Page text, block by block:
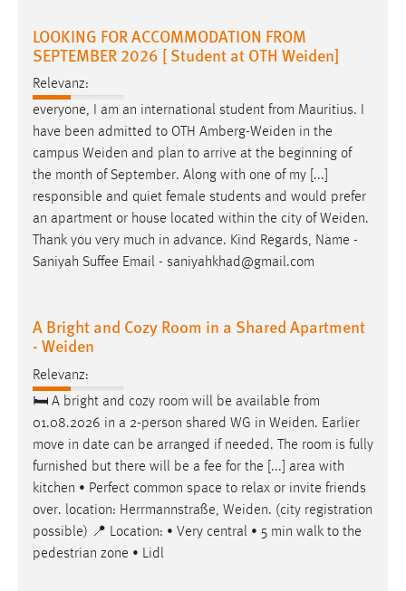
LOOKING FOR ACCOMMODATION FROM
SEPTEMBER 2026 [ Student at OTH Weiden]
Relevanz:
everyone, I am an international student from Mauritius. I
have been admitted to OTH Amberg-Weiden in the
campus Weiden and plan to arrive at the beginning of
the month of September. Along with one of my [...]
responsible and quiet female students and would prefer
an apartment or house located within the city ofWeiden.
Thank you very much in advance. Kind Regards, Name -
Saniyah Suffee Email - saniyahkhad@gmail.com
A Bright and Cozy Room in a Shared Apartment
- Weiden
Relevanz:
🛏 A bright and cozy room will be available from
01.08.2026 in a 2-person shared WG in Weiden. Earlier
move in date can be arranged if needed. The room is fully
furnished but there will be a fee for the [...] area with
kitchen • Perfect common space to relax or invite friends
over. location: Herrmannstraße, Weiden. (city registration
possible) 📍 Location: • Very central • 5 min walk to the
pedestrian zone • Lidl
Cookie Laufzeit:
Facebook Pixel
Name:
_fbp
Anbieter:
Zweck:
Cookie Laufzeit:
3 Monate
EXTERNE MEDIEN
Um Inhalte von Videoplattformen und Social Media
Plattformen anzeigen zu können, werden von diesen
externen Medien Cookies gesetzt.
YouTube